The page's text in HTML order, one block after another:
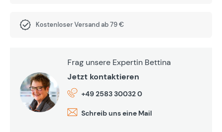
Kostenloser Versand ab 79 €
Frag unsere Expertin Bettina
Jetzt kontaktieren
+49 2583 30032 0
Schreib uns eine Mail